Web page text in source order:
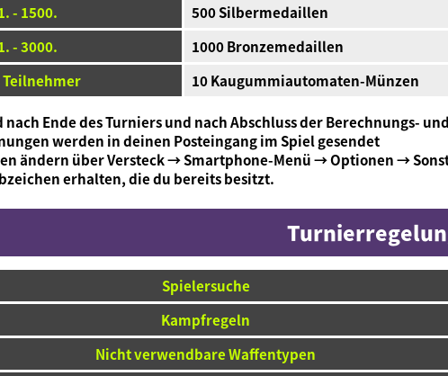
- 1500.
500 Silbermedaillen
- 3000.
1000 Bronzemedaillen
Teilnehmer
10 Kaugummiautomaten-Münzen
Ende des Turniers und nach Abschluss der Berechnungs-
werden in deinen Posteingang im Spiel gesendet
ändern über Versteck → Smartphone-Menü → Optionen →
erhalten, die du bereits besitzt.
Spielersuche
Kampfregeln
Nicht verwendbare Waffentypen